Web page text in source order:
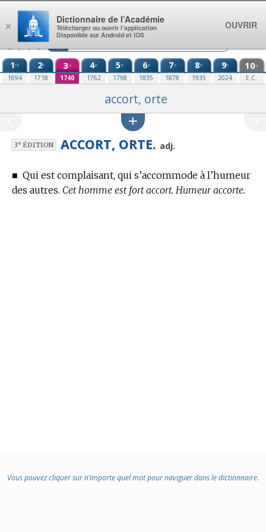
Aller au contenu
1re
1694
2e
1718
3e
1740
4e
1762
5e
1798
6e
1835
7e
1878
8e
1935
9e
2024
10e
E.C.
accort, orte
3eÉDITION ACCORT, ORTE. adj.
■ Qui est complaisant, qui s’accommode à l’humeur
des autres. Cet homme est fort accort. Humeur accorte.
Vous pouvez cliquer sur n’importe quel mot pour naviguer dans le dictionnaire.
×
Dictionnaire de l’Académie
Télécharger ou ouvrir l’application
Disponible sur Android et iOS
OUVRIR